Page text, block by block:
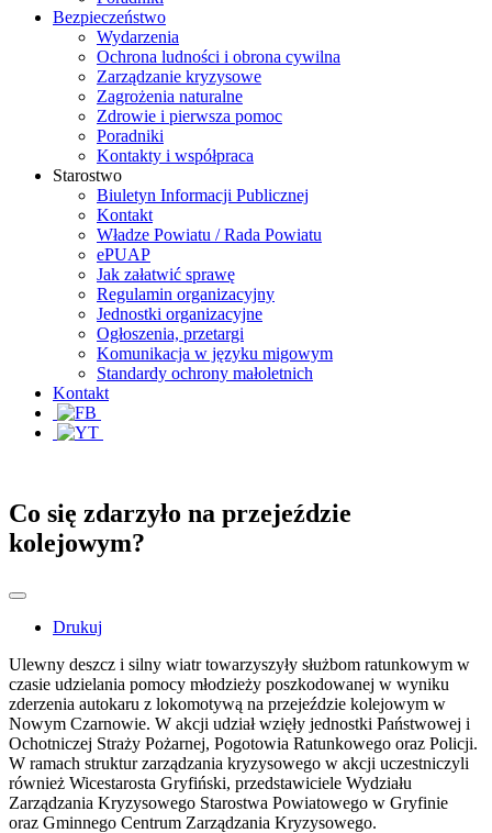
Bezpieczeństwo
Wydarzenia
Ochrona ludności i obrona cywilna
Zarządzanie kryzysowe
Zagrożenia naturalne
Zdrowie i pierwsza pomoc
Poradniki
Kontakty i współpraca
Starostwo
Biuletyn Informacji Publicznej
Kontakt
Władze Powiatu / Rada Powiatu
ePUAP
Jak załatwić sprawę
Regulamin organizacyjny
Jednostki organizacyjne
Ogłoszenia, przetargi
Komunikacja w języku migowym
Standardy ochrony małoletnich
Kontakt
Co się zdarzyło na przejeździe
kolejowym?
Drukuj
Ulewny deszcz i silny wiatr towarzyszyły służbom ratunkowym w
czasie udzielania pomocy młodzieży poszkodowanej w wyniku
zderzenia autokaru z lokomotywą na przejeździe kolejowym w
Nowym Czarnowie. W akcji udział wzięły jednostki Państwowej i
Ochotniczej Straży Pożarnej, Pogotowia Ratunkowego oraz Policji.
W ramach struktur zarządzania kryzysowego w akcji uczestniczyli
również Wicestarosta Gryfiński, przedstawiciele Wydziału
Zarządzania Kryzysowego Starostwa Powiatowego w Gryfinie
oraz Gminnego Centrum Zarządzania Kryzysowego.